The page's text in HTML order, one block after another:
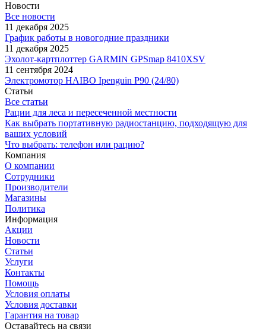
Новости
Все новости
11 декабря 2025
График работы в новогодние праздники
11 декабря 2025
Эхолот-картплоттер GARMIN GPSmap 8410XSV
11 сентября 2024
Электромотор HAIBO Ipenguin P90 (24/80)
Статьи
Все статьи
Рации для леса и пересеченной местности
Как выбрать портативную радиостанцию, подходящую для
ваших условий
Что выбрать: телефон или рацию?
Компания
О компании
Сотрудники
Производители
Магазины
Политика
Информация
Акции
Новости
Статьи
Услуги
Контакты
Помощь
Условия оплаты
Условия доставки
Гарантия на товар
Оставайтесь на связи